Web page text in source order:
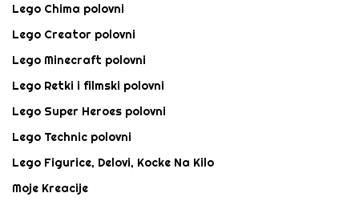
Lego Chima polovni
Lego Creator polovni
Lego Minecraft polovni
Lego Retki i filmski polovni
Lego Super Heroes polovni
Lego Technic polovni
Lego Figurice, Delovi, Kocke Na Kilo
Moje Kreacije